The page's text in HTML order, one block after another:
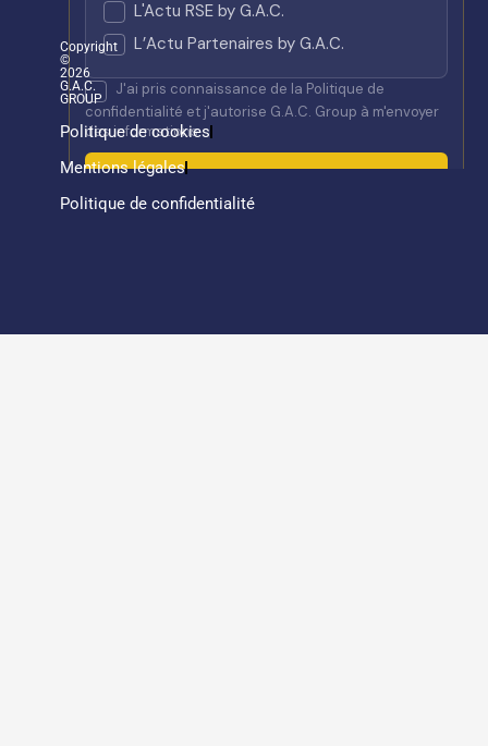
Copyright
©
2026
G.A.C.
GROUP
Politique de cookies
Mentions légales
Politique de confidentialité